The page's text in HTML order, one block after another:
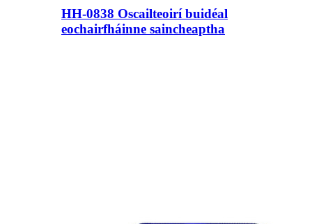
HH-0838 Oscailteoirí buidéal
eochairfháinne saincheaptha